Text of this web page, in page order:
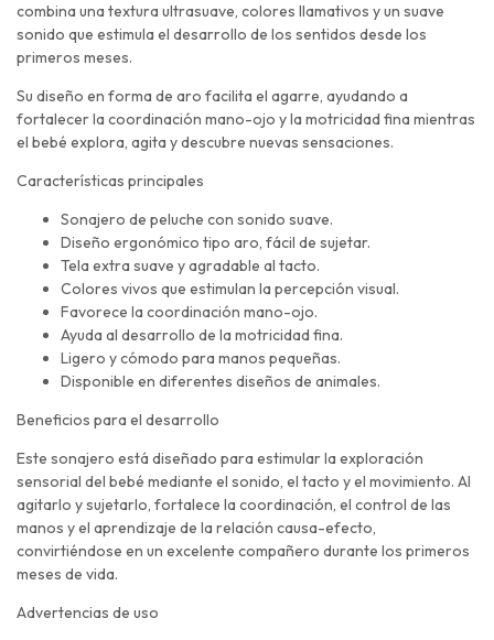
combina una textura ultrasuave, colores llamativos y un suave
sonido que estimula el desarrollo de los sentidos desde los
primeros meses.
Su diseño en forma de aro facilita el agarre, ayudando a
fortalecer la coordinación mano-ojo y la motricidad fina mientras
el bebé explora, agita y descubre nuevas sensaciones.
Características principales
Sonajero de peluche con sonido suave.
Diseño ergonómico tipo aro, fácil de sujetar.
Tela extra suave y agradable al tacto.
Colores vivos que estimulan la percepción visual.
Favorece la coordinación mano-ojo.
Ayuda al desarrollo de la motricidad fina.
Ligero y cómodo para manos pequeñas.
Disponible en diferentes diseños de animales.
Beneficios para el desarrollo
Este sonajero está diseñado para estimular la exploración
sensorial del bebé mediante el sonido, el tacto y el movimiento. Al
agitarlo y sujetarlo, fortalece la coordinación, el control de las
manos y el aprendizaje de la relación causa-efecto,
convirtiéndose en un excelente compañero durante los primeros
meses de vida.
Advertencias de uso